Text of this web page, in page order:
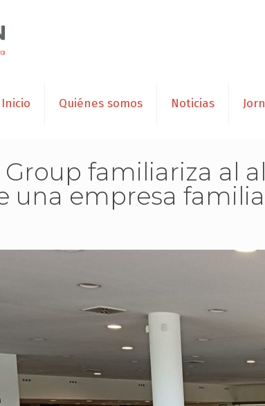
Inicio Quiénes somos Noticias
Group familiariza al
una empresa